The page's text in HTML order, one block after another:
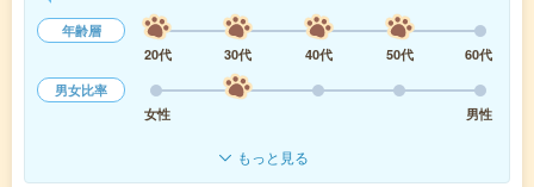
年齢層
20代
30代 40代 50代
60代
男女比率
女性
男性
もっと見る